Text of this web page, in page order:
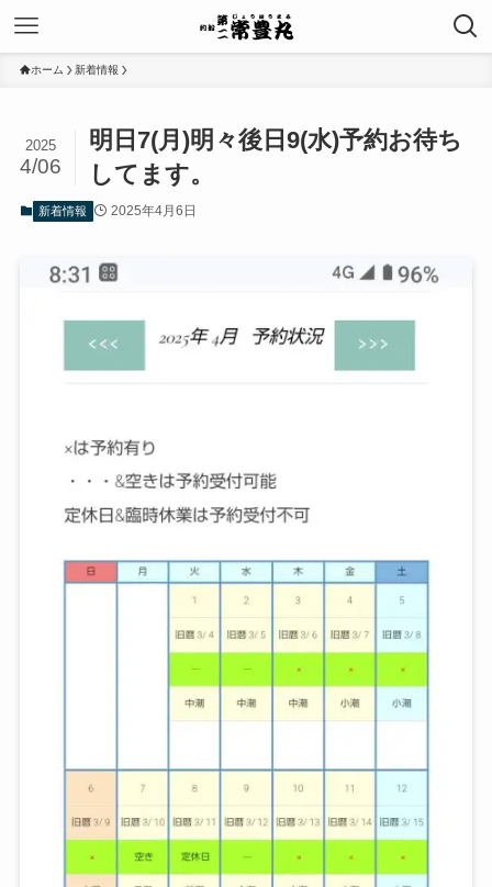
ホーム 新着情報
明日7(月)明々後日9(水)予約お待ち
してます。
2025
4/06
新着情報 2025年4月6日